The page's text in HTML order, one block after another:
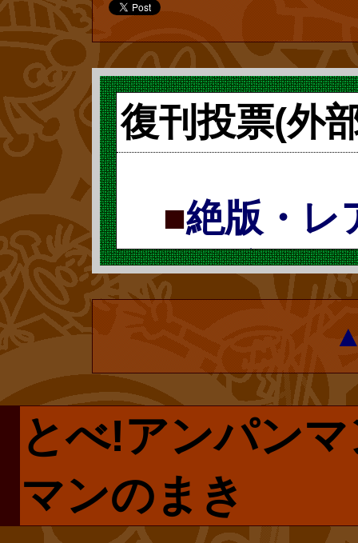
ピアノ』は、『
図書館』(フレ
ョンと、この機
どうでしょう?
社刊)には、更
木と野菊』が収
世間では、ど
ャラクターメー
ているようです
ば、実は深い考
とがわかるはず
くらんぼ』をど
ス』(フレーベ
ました。しかし
とのはずなので
い気分にはな
のは、復刊とい
ミュージアムな
ョップ限定商品
では販売されな
私は別に自分
たいという次元
を望んだ訳では
生自身の原作を
えるアンパンマ
寧に書き直すこ
素直に受け入れ
録認定や、『ア
で、読んで頂
続きをどう
■ 考える
偉そうな論文
ン』 について
復刊投票(外
■絶版・レ
票で復刻 復
復刊ドットコ
プページです。
で手に入らない
リクエストし
は再販売される
▲
とべ!アンパン
マンのまき